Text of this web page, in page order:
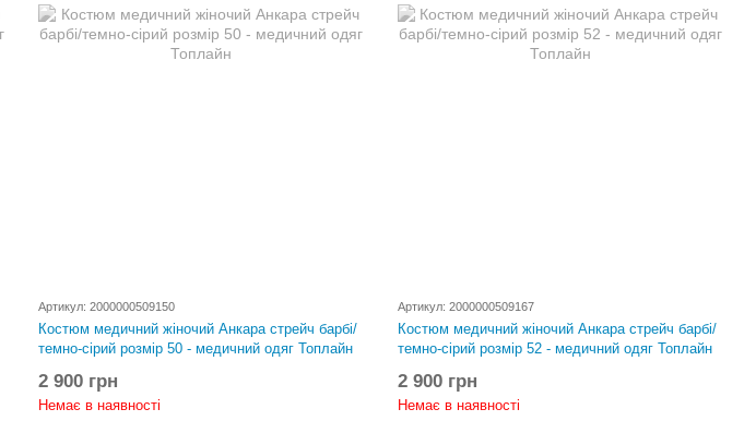
Артикул: 2000000509150
Костюм медичний жіночий Анкара стрейч барбі/
темно-сірий розмір 50 - медичний одяг Топлайн
2 900 грн
Немає в наявності
Артикул: 2000000509167
Костюм медичний жіночий Анкара стрейч барбі/
темно-сірий розмір 52 - медичний одяг Топлайн
2 900 грн
Немає в наявності